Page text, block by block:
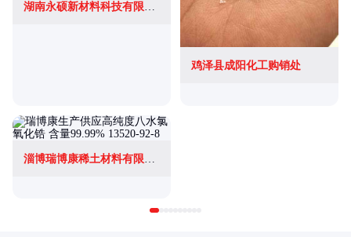
湖南永硕新材料科技有限公司
鸡泽县成阳化工购销处